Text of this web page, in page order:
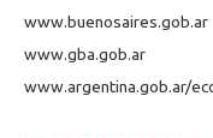
www.buenosaires.gob.ar
www.gba.gob.ar
www.argentina.gob.ar/